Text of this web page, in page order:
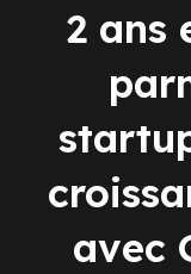
2 ans
avec